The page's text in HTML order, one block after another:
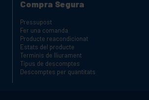
Compra Segura
Pressupost
Fer una comanda
Producte reacondicionat
Estats del producte
Terminis de lliurament
Tipus de descomptes
Descomptes per quantitats